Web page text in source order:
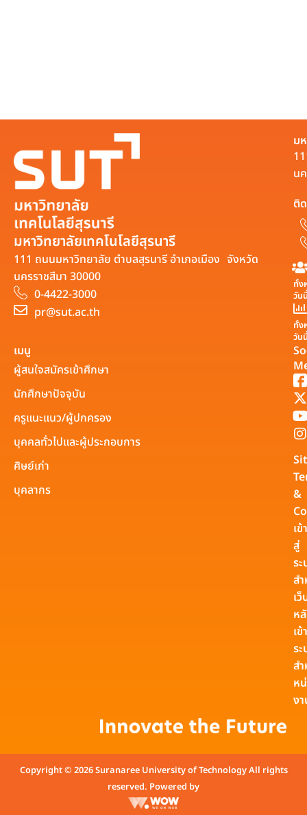
มหาวิทยาลัยเทคโนโลยีสุรนารี
111 ถนนมหาวิทยาลัย ตำบลสุรนารี อำเภอเมือง จังหวัด
นครราชสีมา 30000
0-4422-3000
pr@sut.ac.th
ม
น
ติ
ทั้ง
วัน
ทั้ง
วัน
เมนู
ผู้สนใจสมัครเข้าศึกษา
นักศึกษาปัจจุบัน
ครูแนะแนว/ผู้ปกครอง
บุคคลทั่วไปและผู้ประกอบการ
ศิษย์เก่า
บุคลากร
&
เข้า
สู่
ร
ส
เ
ห
เข้
ร
ส
ห
ง
Copyright © 2026 Suranaree University of Technology All rights
reserved. Powered by